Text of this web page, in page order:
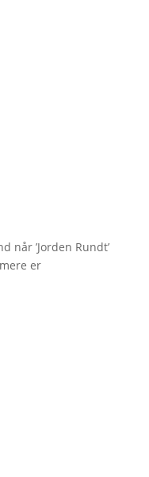
når ’Jorden Rundt’
er